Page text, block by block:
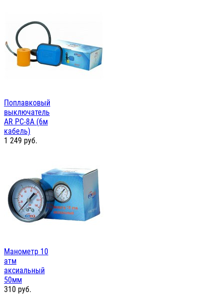
Поплавковый
выключатель
AR PC-8A (6м
кабель)
1 249 руб.
Манометр 10
атм
аксиальный
50мм
310 руб.